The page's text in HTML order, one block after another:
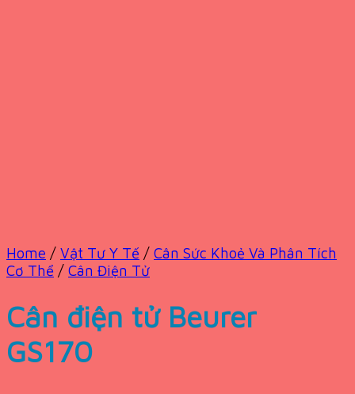
Home / Vật Tư Y Tế / Cân Sức Khoẻ Và Phân Tích
Cơ Thể / Cân Điện Tử
Cân điện tử Beurer
GS170